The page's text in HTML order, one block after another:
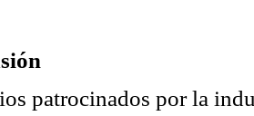
patrocinados por la